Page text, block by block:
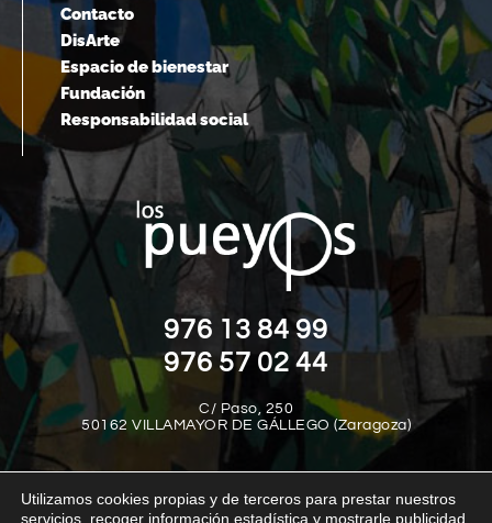
Contacto
DisArte
Espacio de bienestar
Fundación
Responsabilidad social
976 13 84 99
976 57 02 44
C/ Paso, 250
50162 VILLAMAYOR DE GÁLLEGO (Zaragoza)
Utilizamos cookies propias y de terceros para prestar nuestros
servicios, recoger información estadística y mostrarle publicidad